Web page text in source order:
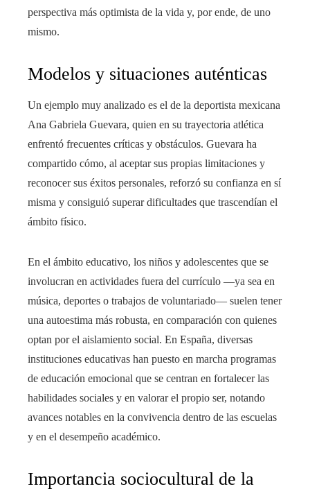
perspectiva más optimista de la vida y, por ende, de uno
mismo.
Modelos y situaciones auténticas
Un ejemplo muy analizado es el de la deportista mexicana
Ana Gabriela Guevara, quien en su trayectoria atlética
enfrentó frecuentes críticas y obstáculos. Guevara ha
compartido cómo, al aceptar sus propias limitaciones y
reconocer sus éxitos personales, reforzó su confianza en sí
misma y consiguió superar dificultades que trascendían el
ámbito físico.
En el ámbito educativo, los niños y adolescentes que se
involucran en actividades fuera del currículo —ya sea en
música, deportes o trabajos de voluntariado— suelen tener
una autoestima más robusta, en comparación con quienes
optan por el aislamiento social. En España, diversas
instituciones educativas han puesto en marcha programas
de educación emocional que se centran en fortalecer las
habilidades sociales y en valorar el propio ser, notando
avances notables en la convivencia dentro de las escuelas
y en el desempeño académico.
Importancia sociocultural de la